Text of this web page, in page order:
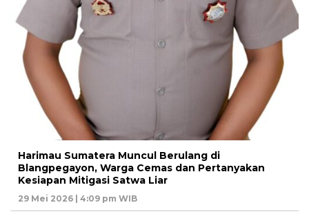
Harimau Sumatera Muncul Berulang di
Blangpegayon, Warga Cemas dan Pertanyakan
Kesiapan Mitigasi Satwa Liar
29 Mei 2026 | 4:09 pm WIB